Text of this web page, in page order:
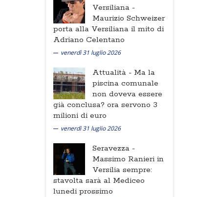
Versiliana -
Maurizio Schweizer
porta alla Versiliana il mito di
Adriano Celentano
venerdì 31 luglio 2026
Attualità - Ma la
piscina comunale
non doveva essere
già conclusa? ora servono 3
milioni di euro
venerdì 31 luglio 2026
Seravezza -
Massimo Ranieri in
Versilia sempre:
stavolta sarà al Mediceo
lunedi prossimo